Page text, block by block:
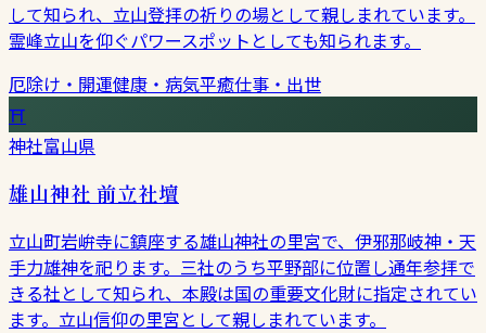
して知られ、立山登拝の祈りの場として親しまれています。
霊峰立山を仰ぐパワースポットとしても知られます。
厄除け・開運健康・病気平癒仕事・出世
⛩
神社富山県
雄山神社 前立社壇
立山町岩峅寺に鎮座する雄山神社の里宮で、伊邪那岐神・天
手力雄神を祀ります。三社のうち平野部に位置し通年参拝で
きる社として知られ、本殿は国の重要文化財に指定されてい
ます。立山信仰の里宮として親しまれています。